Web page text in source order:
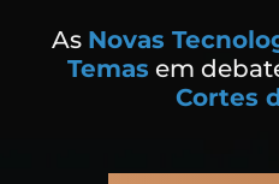
As Novas
Temas em
Cortes